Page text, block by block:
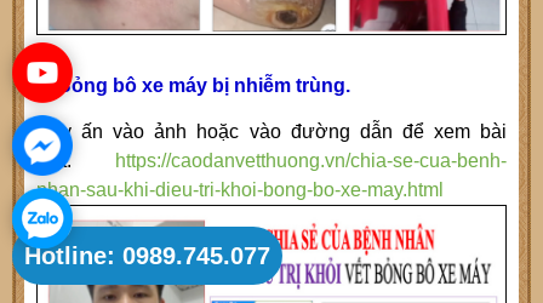
5. Bỏng bô xe máy bị nhiễm trùng.
Hãy ấn vào ảnh hoặc vào đường dẫn để xem bài
viết.
https://caodanvetthuong.vn/chia-se-cua-benh-
nhan-sau-khi-dieu-tri-khoi-bong-bo-xe-may.html
Hotline: 0989.745.077